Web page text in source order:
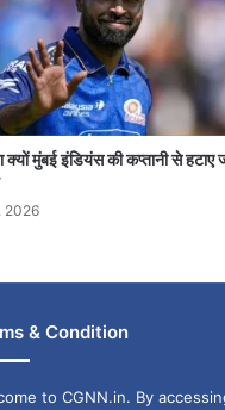
क्यों मुंबई इंडियंस की कप्तानी से हटाए
2026
& Condition
to CGNN.in. By